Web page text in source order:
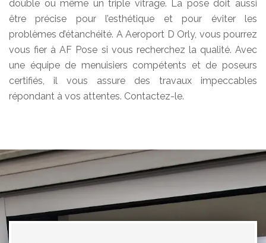
double ou même un triple vitrage. La pose doit aussi
être précise pour l’esthétique et pour éviter les
problèmes d’étanchéité. A Aeroport D Orly, vous pourrez
vous fier à AF Pose si vous recherchez la qualité. Avec
une équipe de menuisiers compétents et de poseurs
certifiés, il vous assure des travaux impeccables
répondant à vos attentes. Contactez-le.